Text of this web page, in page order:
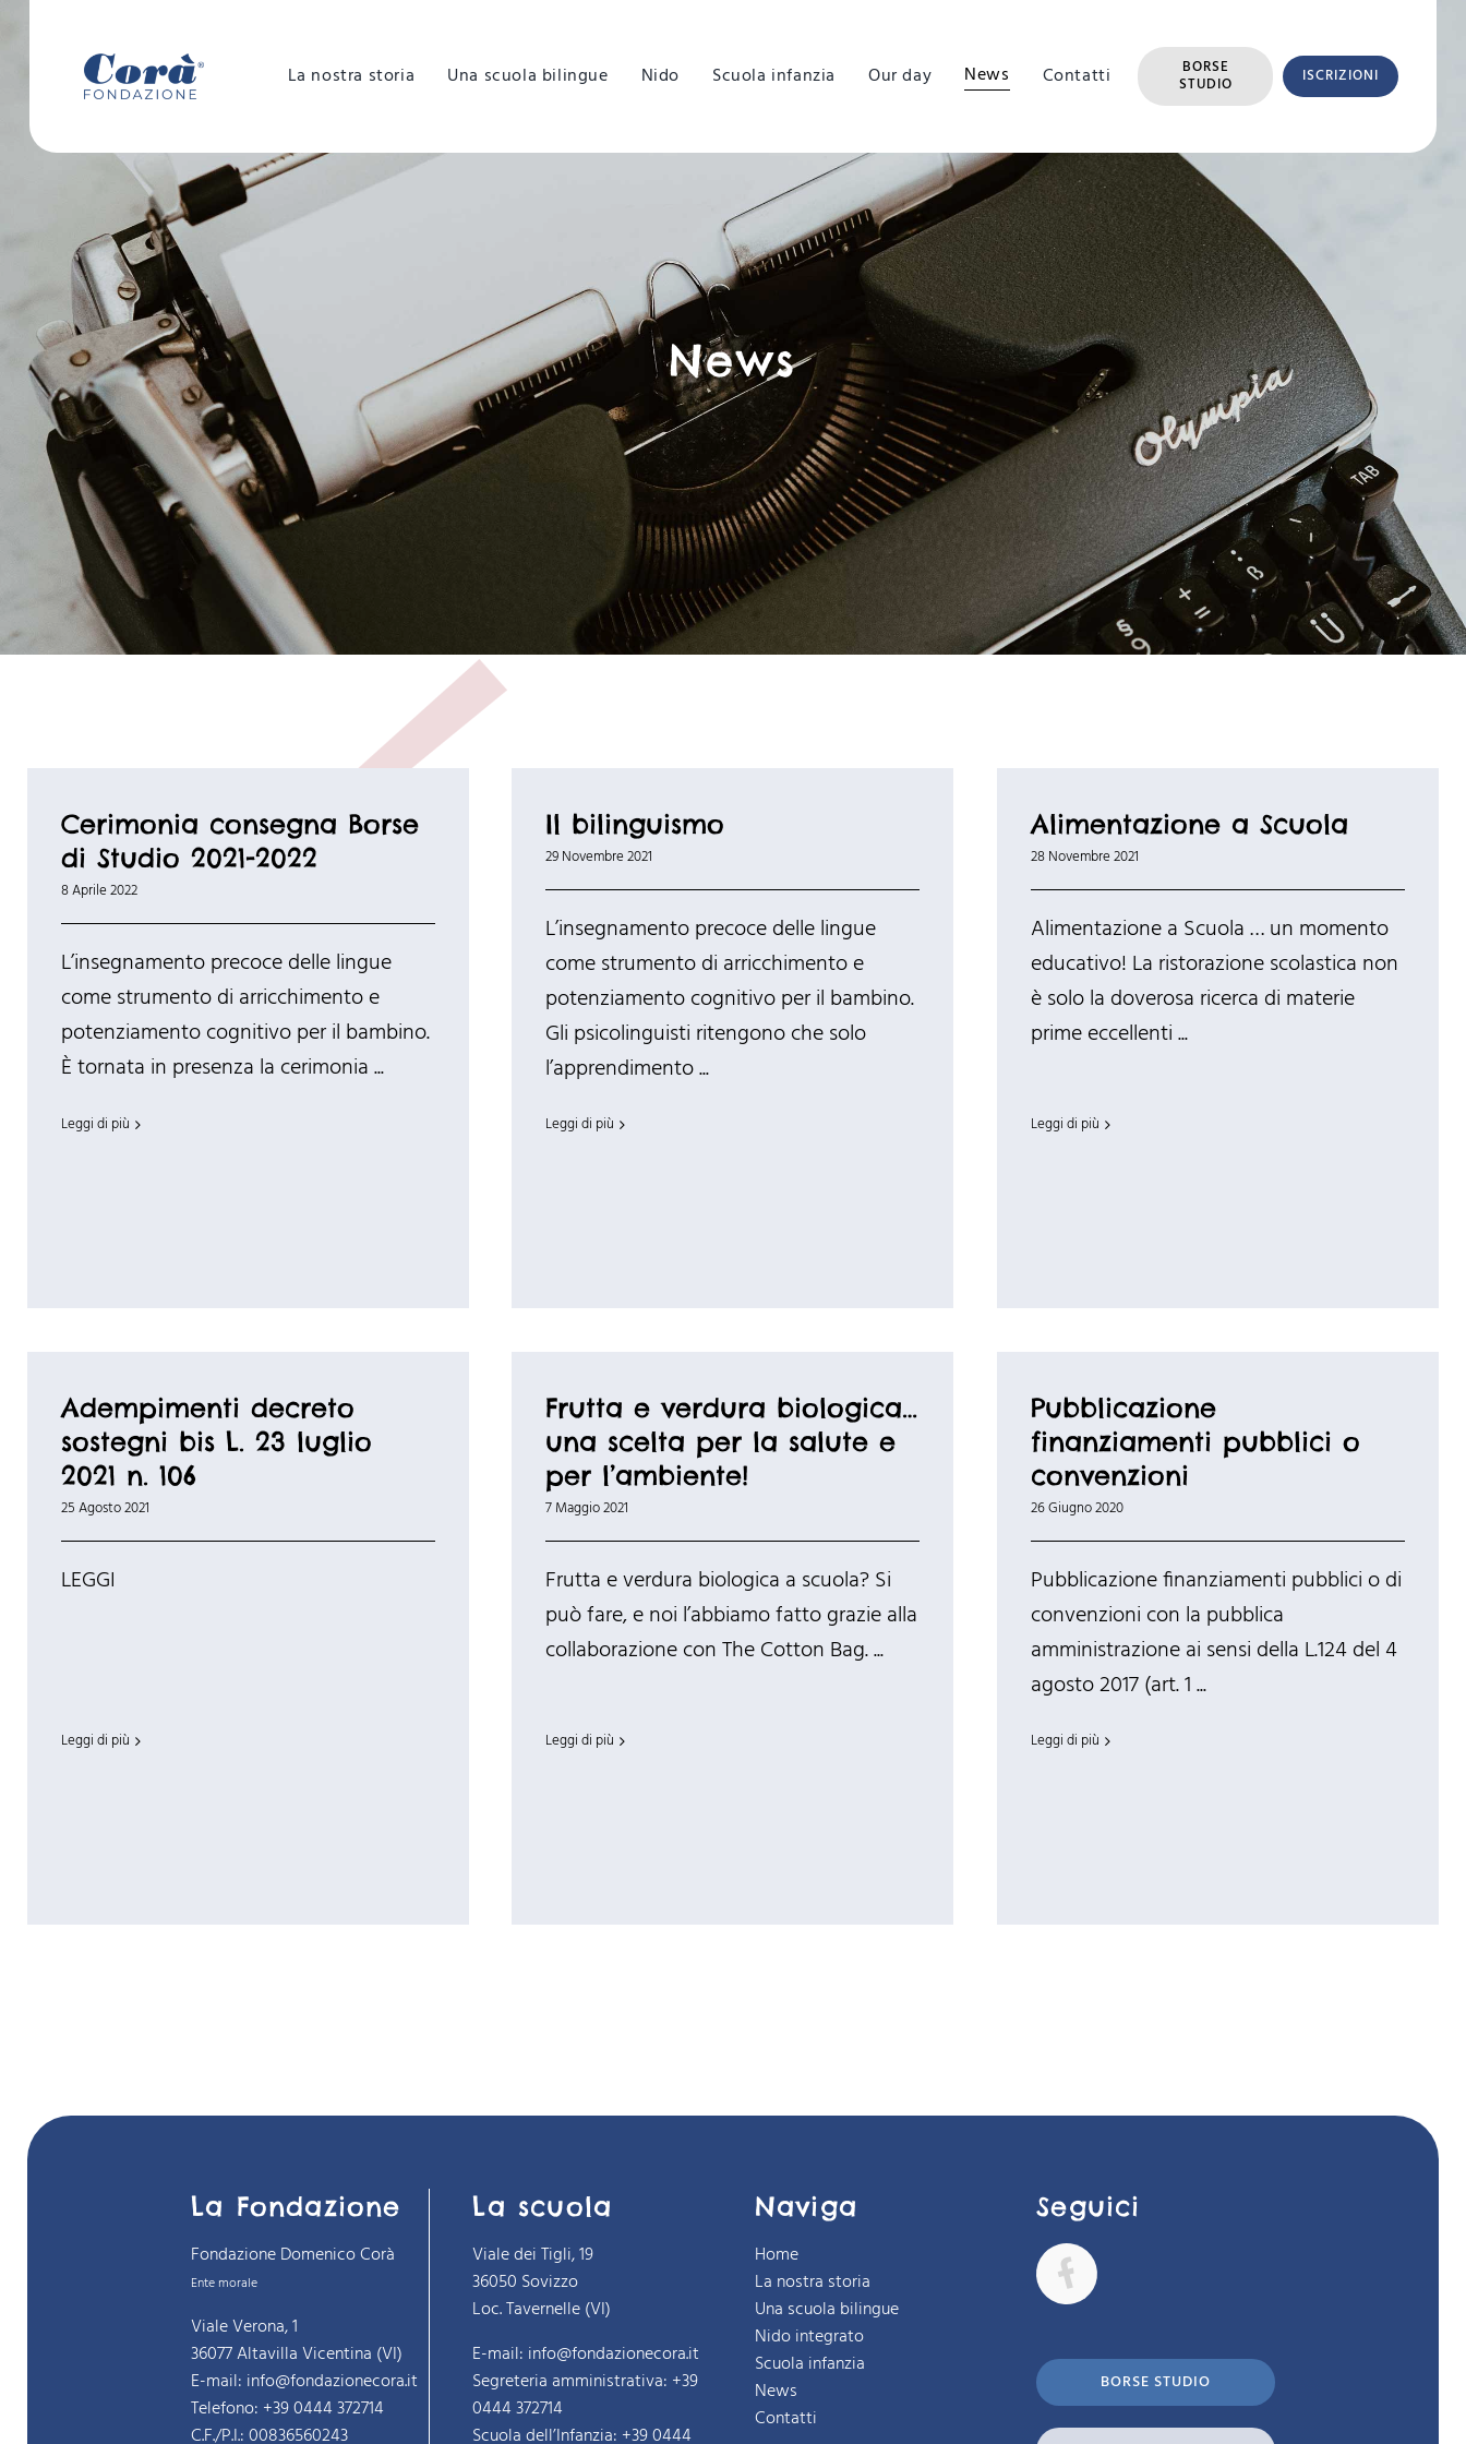
contenuto
La nostra storia Una scuola bilingue Nido Scuola infanzia Our day News Contatti BORSE
STUDIO ISCRIZIONI
News
Cerimonia consegna Borse
di Studio 2021-2022
8 Aprile 2022
L’insegnamento precoce delle lingue
come strumento di arricchimento e
potenziamento cognitivo per il bambino.
È tornata in presenza la cerimonia ...
Leggi di più
Il bilinguismo
29 Novembre 2021
L’insegnamento precoce delle lingue
come strumento di arricchimento e
potenziamento cognitivo per il bambino.
Gli psicolinguisti ritengono che solo
l’apprendimento ...
Leggi di più
Alimentazione a Scuola
28 Novembre 2021
Alimentazione a Scuola … un momento
educativo! La ristorazione scolastica non
è solo la doverosa ricerca di materie
prime eccellenti ...
Leggi di più
Adempimenti decreto
sostegni bis L. 23 luglio
2021 n. 106
25 Agosto 2021
LEGGI
Leggi di più
Frutta e verdura biologica…
una scelta per la salute e
per l’ambiente!
7 Maggio 2021
Frutta e verdura biologica a scuola? Si
può fare, e noi l’abbiamo fatto grazie alla
collaborazione con The Cotton Bag. ...
Leggi di più
Pubblicazione
finanziamenti pubblici o
convenzioni
26 Giugno 2020
Pubblicazione finanziamenti pubblici o di
convenzioni con la pubblica
amministrazione ai sensi della L.124 del 4
agosto 2017 (art. 1 ...
Leggi di più
La Fondazione
Fondazione Domenico Corà
Ente morale
Viale Verona, 1
36077 Altavilla Vicentina (VI)
E-mail: info@fondazionecora.it
Telefono: +39 0444 372714
C.F./P.I.: 00836560243
La scuola
Viale dei Tigli, 19
36050 Sovizzo
Loc. Tavernelle (VI)
E-mail: info@fondazionecora.it
Segreteria amministrativa: +39
0444 372714
Scuola dell’Infanzia: +39 0444
Naviga
Home
La nostra storia
Una scuola bilingue
Nido integrato
Scuola infanzia
News
Contatti
Seguici
BORSE STUDIO